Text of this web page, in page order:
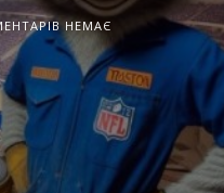
НЕМАЄ